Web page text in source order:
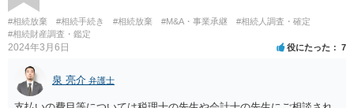
し、お姉さんに見られたくないような資料がある場合、「非開示の希
望に関する申出書」と共に提出することも考えられます。 ご質問：書
いた方が良い事と書かない方が良い事 回答： お姉さんが申立書の「申
立ての趣旨」のところに書いている遺産の分け方に対して意見があれ
ば、まずそれを書くとよいです。 次に「申立ての理由」のところに、
なぜ調停を申し立てたのか(例えば、あかささんと話合いが出来ない／
決裂した、など)や亡くなった方・あかささん・お姉さん間の事情やい
#相続放棄 #相続手続き #相続放棄 #M&A・事業承継
#相続人調査・確定
#相続財産調査・鑑定
2024年3月6日 役にたった 7
泉 亮介 弁護士